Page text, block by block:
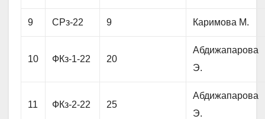
9 СРз-22 9 Каримова М.
10 ФКз-1-22 20
Абдижапарова
Э.
11 ФКз-2-22 25
Абдижапарова
Э.